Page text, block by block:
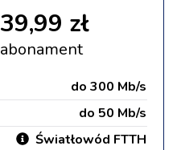
39,99 zł
abonament
do 300 Mb/s
do 50 Mb/s
Światłowód FTTH